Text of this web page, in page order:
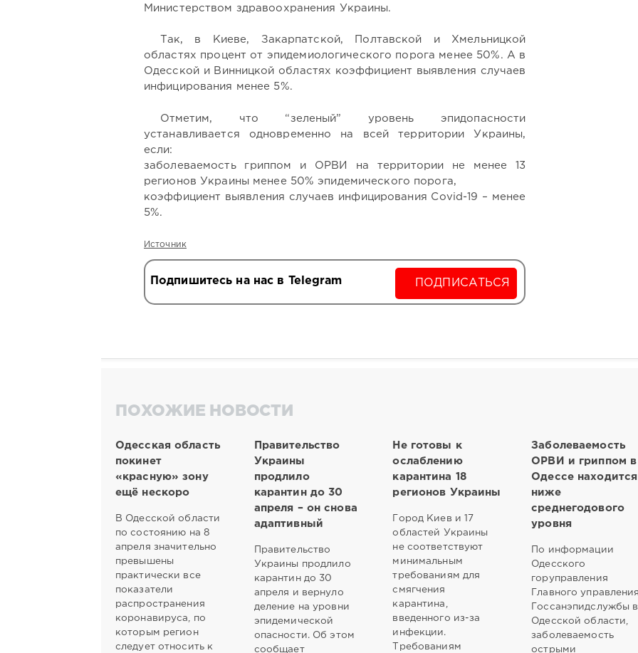
Министерством здравоохранения Украины.
Так, в Киеве, Закарпатской, Полтавской и Хмельницкой
областях процент от эпидемиологического порога менее 50%. А в
Одесской и Винницкой областях коэффициент выявления случаев
инфицирования менее 5%.
Отметим, что “зеленый” уровень эпидопасности
устанавливается одновременно на всей территории Украины,
если:
заболеваемость гриппом и ОРВИ на территории не менее 13
регионов Украины менее 50% эпидемического порога,
коэффициент выявления случаев инфицирования Covid-19 – менее
5%.
Источник
Подпишитесь на нас в Telegram ПОДПИСАТЬСЯ
ПОХОЖИЕ НОВОСТИ
Одесская область
покинет
«красную» зону
ещё нескоро
В Одесской области
по состоянию на 8
апреля значительно
превышены
практически все
показатели
распространения
коронавируса, по
которым регион
следует относить к
Правительство
Украины
продлило
карантин до 30
апреля – он снова
адаптивный
Правительство
Украины продлило
карантин до 30
апреля и вернуло
деление на уровни
эпидемической
опасности. Об этом
сообщает
Не готовы к
ослаблению
карантина 18
регионов Украины
Город Киев и 17
областей Украины
не соответствуют
минимальным
требованиям для
смягчения
карантина,
введенного из-за
инфекции.
Требованиям
Заболеваемость
ОРВИ и гриппом в
Одессе находится
ниже
среднегодового
уровня
По информации
Одесского
горуправления
Главного
Госсанэпидслужбы в
Одесской области,
заболеваемость
острыми